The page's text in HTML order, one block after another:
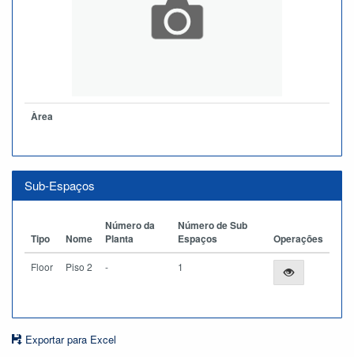
Àrea
Sub-Espaços
Tipo Nome
Número da
Planta
Número de Sub
Espaços
Operações
Floor Piso 2 - 1
Exportar para Excel